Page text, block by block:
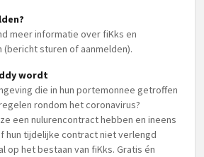
meer informatie over fiKks en
sturen of aanmelden).
wordt
die in hun portemonnee getroffen
rondom het coronavirus?
een nulurencontract hebben en ineens
hun tijdelijke contract niet verlengd
op het bestaan van fiKks. Gratis én